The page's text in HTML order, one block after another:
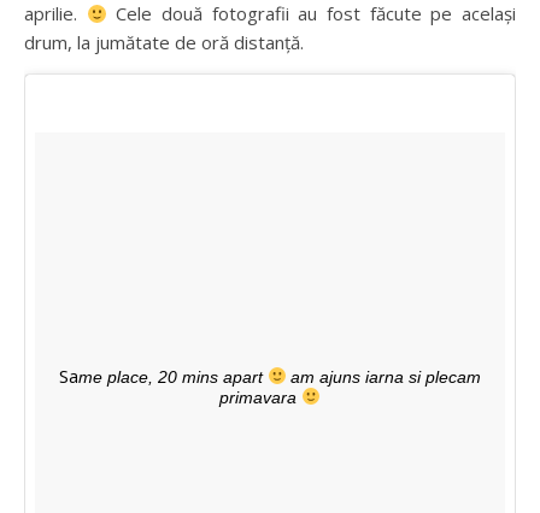
aprilie.
Cele două fotografii au fost făcute pe același
drum, la jumătate de oră distanță.
Same place, 20 mins apart
am ajuns iarna si plecam
primavara